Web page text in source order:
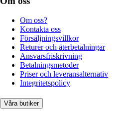
Om oss?
Kontakta oss
Försäljningsvillkor
Returer och återbetalningar
Ansvarsfriskrivning
Betalningsmetoder
Priser och leveransalternativ
Integritetspolicy
Våra butiker